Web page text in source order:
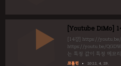
[Youtube DiMo]
람다함수/스코프함
[14강] https://
https://youtu.be/
는 특정 값이 특정 메모
의 연속)이 특정 메모리
코틀린 2022. 4. 29.